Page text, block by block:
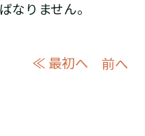
なりません。
≪ 最初へ 前へ